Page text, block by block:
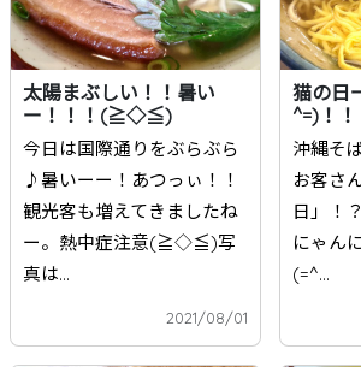
太陽まぶしい！！暑い
ー！！！(≧◇≦)
今日は国際通りをぶらぶら
♪暑いーー！あつっぃ！！
観光客も増えてきましたね
ー。熱中症注意(≧◇≦)写
真は...
2021/08/01
猫の日
^=)！！
沖縄そ
お客さ
日」！
にゃん
(=^...